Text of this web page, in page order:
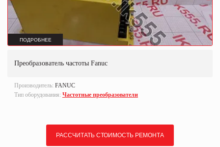
ПОДРОБНЕЕ
Преобразователь частоты Fanuc
Производитель: FANUC
Тип оборудования: Частотные преобразователи
РАССЧИТАТЬ СТОИМОСТЬ РЕМОНТА